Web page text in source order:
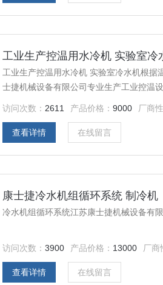
工业生产控温用水冷机 实验室冷
工业生产控温用水冷机 实验室冷水机根
士捷机械设备有限公司专业生产工业控温
访问次数： 2611 产品价格：9000 厂商
查看详情 在线留言
康士捷冷水机组循环系统 制冷机
冷水机组循环系统江苏康士捷机械设备有
访问次数：3900 产品价格： 13000 厂商
查看详情 在线留言